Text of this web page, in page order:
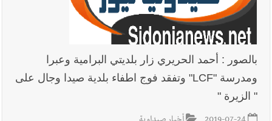
أخبار لبنان إنفجار مرفأ أم إنفجار دولة؟... كيف نحمي لبنان؟
بالصور : أحمد الحريري زار بلديتي البرامية وعبرا
ومدرسة "LCF" وتفقد فوج اطفاء بلدية صيدا وجال على
" الزيرة "